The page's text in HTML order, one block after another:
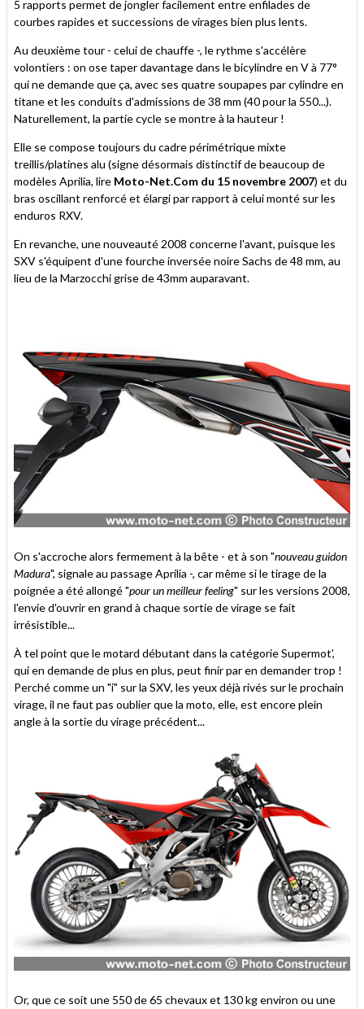
5 rapports permet de jongler facilement entre enfilades de
courbes rapides et successions de virages bien plus lents.
Au deuxième tour - celui de chauffe -, le rythme s'accélère
volontiers : on ose taper davantage dans le bicylindre en V à 77°
qui ne demande que ça, avec ses quatre soupapes par cylindre en
titane et les conduits d'admissions de 38 mm (40 pour la 550...).
Naturellement, la partie cycle se montre à la hauteur !
Elle se compose toujours du cadre périmétrique mixte
treillis/platines alu (signe désormais distinctif de beaucoup de
modèles Aprilia, lire Moto-Net.Com du 15 novembre 2007) et du
bras oscillant renforcé et élargi par rapport à celui monté sur les
enduros RXV.
En revanche, une nouveauté 2008 concerne l'avant, puisque les
SXV s'équipent d'une fourche inversée noire Sachs de 48 mm, au
lieu de la Marzocchi grise de 43mm auparavant.
On s'accroche alors fermement à la bête - et à son "nouveau guidon
Madura", signale au passage Aprilia -, car même si le tirage de la
poignée a été allongé "pour un meilleur feeling" sur les versions 2008,
l'envie d'ouvrir en grand à chaque sortie de virage se fait
irrésistible...
À tel point que le motard débutant dans la catégorie Supermot',
qui en demande de plus en plus, peut finir par en demander trop !
Perché comme un "i" sur la SXV, les yeux déjà rivés sur le prochain
virage, il ne faut pas oublier que la moto, elle, est encore plein
angle à la sortie du virage précédent...
Or, que ce soit une 550 de 65 chevaux et 130 kg environ ou une